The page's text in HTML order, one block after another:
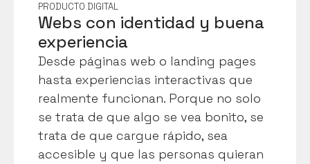
PRODUCTO DIGITAL
Webs con identidad y buena
experiencia
Desde páginas web o landing pages
hasta experiencias interactivas que
realmente funcionan. Porque no solo
se trata de que algo se vea bonito, se
trata de que cargue rápido, sea
accesible y que las personas quieran